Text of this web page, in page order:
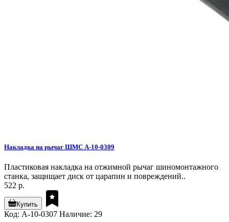
Накладка на рычаг ШМС A-10-0309
Пластиковая накладка на отжимной рычаг шиномонтажного
станка, защищает диск от царапин и повреждений..
522 р.
Купить
Код: A-10-0307 Наличие: 29